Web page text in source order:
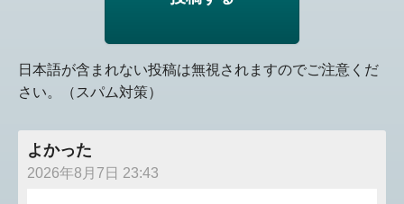
日本語が含まれない投稿は無視されますのでご注意くだ
さい。（スパム対策）
よかった
2026年8月7日 23:43